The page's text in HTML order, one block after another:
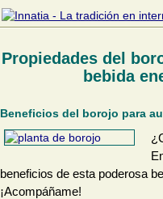
Propiedades del
bebida
Beneficios del borojo para
beneficios de esta poderosa
¡Acompáñame!